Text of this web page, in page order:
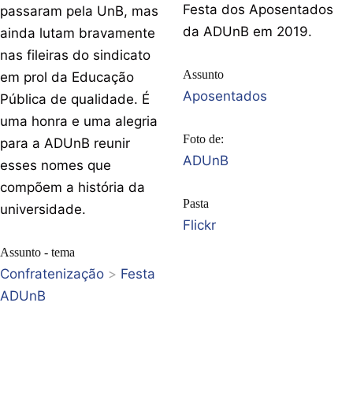
passaram pela UnB, mas
ainda lutam bravamente
nas fileiras do sindicato
em prol da Educação
Pública de qualidade. É
uma honra e uma alegria
para a ADUnB reunir
esses nomes que
compõem a história da
universidade.
Assunto - tema
Confratenização > Festa
ADUnB
Festa dos Aposentados
da ADUnB em 2019.
Assunto
Aposentados
Foto de:
ADUnB
Pasta
Flickr